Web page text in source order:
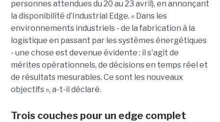
personnes attendues du 20 au 23 avril), en annonçant
la disponibilité d’Industrial Edge. « Dans les
environnements industriels - de la fabrication à la
logistique en passant par les systèmes énergétiques
- une chose est devenue évidente : il s'agit de
mérites opérationnels, de décisions en temps réel et
de résultats mesurables. Ce sont les nouveaux
objectifs », a-t-il déclaré.
Trois couches pour un edge complet